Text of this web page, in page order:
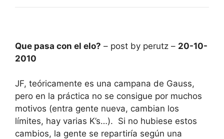
Que pasa con el elo? – post by perutz – 20-10-
2010
JF, teóricamente es una campana de Gauss,
pero en la práctica no se consigue por muchos
motivos (entra gente nueva, cambian los
límites, hay varias K’s…). Si no hubiese estos
cambios, la gente se repartiría según una